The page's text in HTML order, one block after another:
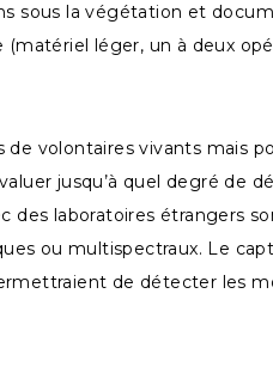
sous la végétation et
léger, un à deux
volontaires vivants mais
jusqu’à quel degré de
laboratoires étrangers
ou multispectraux. Le
de détecter les